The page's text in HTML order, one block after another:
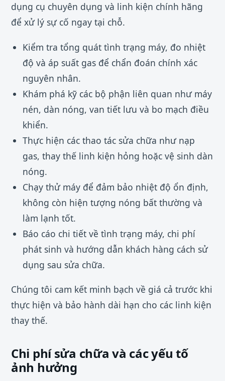
dụng cụ chuyên dụng và linh kiện chính hãng
để xử lý sự cố ngay tại chỗ.
Kiểm tra tổng quát tình trạng máy, đo nhiệt
độ và áp suất gas để chẩn đoán chính xác
nguyên nhân.
Khám phá kỹ các bộ phận liên quan như máy
nén, dàn nóng, van tiết lưu và bo mạch điều
khiển.
Thực hiện các thao tác sửa chữa như nạp
gas, thay thế linh kiện hỏng hoặc vệ sinh dàn
nóng.
Chạy thử máy để đảm bảo nhiệt độ ổn định,
không còn hiện tượng nóng bất thường và
làm lạnh tốt.
Báo cáo chi tiết về tình trạng máy, chi phí
phát sinh và hướng dẫn khách hàng cách sử
dụng sau sửa chữa.
Chúng tôi cam kết minh bạch về giá cả trước khi
thực hiện và bảo hành dài hạn cho các linh kiện
thay thế.
Chi phí sửa chữa và các yếu tố
ảnh hưởng